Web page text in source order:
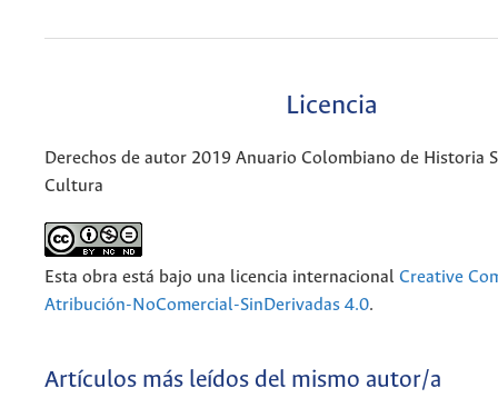
Licencia
Derechos de autor 2019 Anuario Colombiano de Historia
Cultura
Esta obra está bajo una licencia internacional Creative
Atribución-NoComercial-SinDerivadas 4.0.
Artículos más leídos del mismo autor/a